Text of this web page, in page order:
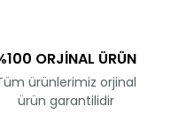
ORJİNAL ÜRÜN
ürünlerimiz orjinal
ürün garantilidir